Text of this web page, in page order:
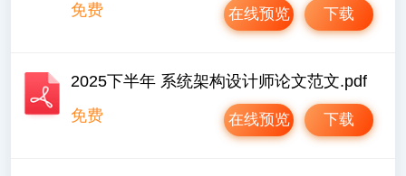
免费
下载
在线预览
2025下半年 系统架构设计师论文范文.pdf
免费
下载
在线预览